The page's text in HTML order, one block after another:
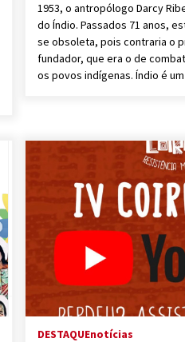
1953, o antropólogo Darcy
do Índio. Passados 71 anos,
se obsoleta, pois contraria o
fundador, que era o de
os povos indígenas. Índio é
DESTAQUEnotícias